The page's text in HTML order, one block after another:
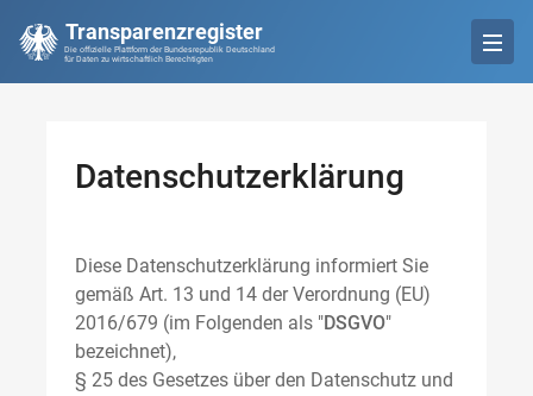
Transparenzregister
Die offizielle Plattform der Bundesrepublik Deutschland
für Daten zu wirtschaftlich Berechtigten
Datenschutzerklärung
Diese Datenschutzerklärung informiert Sie
gemäß Art. 13 und 14 der Verordnung (EU)
2016/679 (im Folgenden als "DSGVO"
bezeichnet),
§ 25 des Gesetzes über den Datenschutz und